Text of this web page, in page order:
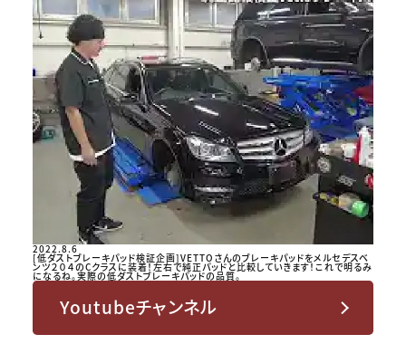
2022.8.6
[低ダストブレーキパッド検証企画]VETTOさんのブレーキパッドをメルセデスベ
ンツ２０４のCクラスに装着！左右で純正パッドと比較していきます！これで明るみ
になるね。実際の低ダストブレーキパッドの品質。
Youtubeチャンネル